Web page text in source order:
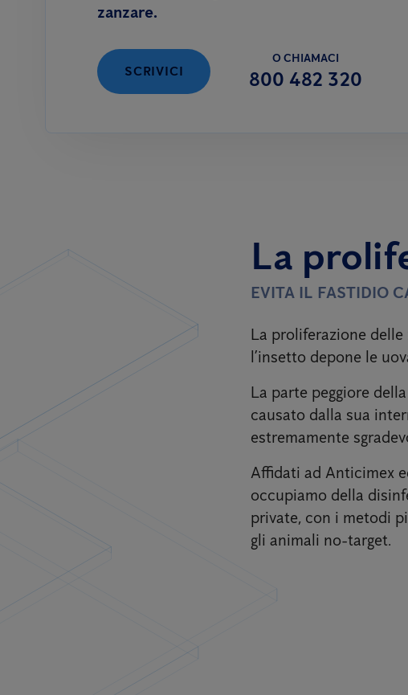
zanzare.
SCRIVICI
O CHIAMACI
800 482 320
La
EVITA IL FASTIDIO
La proliferazione delle
l’insetto depone le
La parte peggiore
causato dalla sua
estremamente
Affidati ad Anticimex
occupiamo della
private, con i metodi
gli animali no-target.